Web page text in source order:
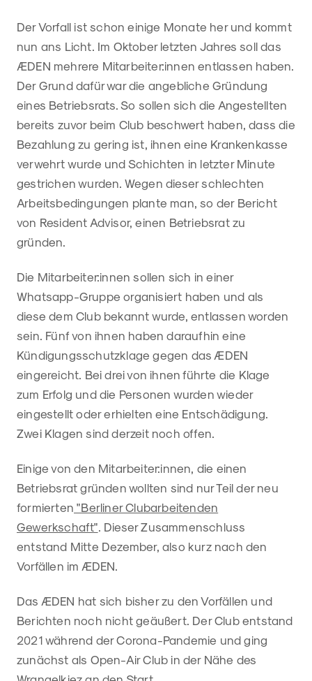
Der Vorfall ist schon einige Monate her und kommt
nun ans Licht. Im Oktober letzten Jahres soll das
ÆDEN mehrere Mitarbeiter:innen entlassen haben.
Der Grund dafür war die angebliche Gründung
eines Betriebsrats. So sollen sich die Angestellten
bereits zuvor beim Club beschwert haben, dass die
Bezahlung zu gering ist, ihnen eine Krankenkasse
verwehrt wurde und Schichten in letzter Minute
gestrichen wurden. Wegen dieser schlechten
Arbeitsbedingungen plante man, so der Bericht
von Resident Advisor, einen Betriebsrat zu
gründen.
Die Mitarbeiter:innen sollen sich in einer
Whatsapp-Gruppe organisiert haben und als
diese dem Club bekannt wurde, entlassen worden
sein. Fünf von ihnen haben daraufhin eine
Kündigungsschutzklage gegen das ÆDEN
eingereicht. Bei drei von ihnen führte die Klage
zum Erfolg und die Personen wurden wieder
eingestellt oder erhielten eine Entschädigung.
Zwei Klagen sind derzeit noch offen.
Einige von den Mitarbeiter:innen, die einen
Betriebsrat gründen wollten sind nur Teil der neu
formierten "Berliner Clubarbeitenden
Gewerkschaft" . Dieser Zusammenschluss
entstand Mitte Dezember, also kurz nach den
Vorfällen im ÆDEN.
Das ÆDEN hat sich bisher zu den Vorfällen und
Berichten noch nicht geäußert. Der Club entstand
2021 während der Corona-Pandemie und ging
zunächst als Open-Air Club in der Nähe des